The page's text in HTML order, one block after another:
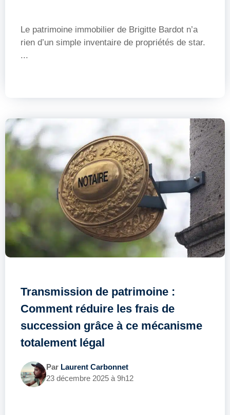
Le patrimoine immobilier de Brigitte Bardot n’a
rien d’un simple inventaire de propriétés de star.
...
Transmission de patrimoine :
Comment réduire les frais de
succession grâce à ce mécanisme
totalement légal
Par Laurent Carbonnet
23 décembre 2025 à 9h12